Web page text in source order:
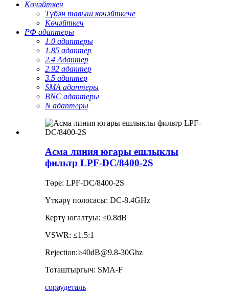
Көчәйткеч
Түбән тавыш көчәйткече
Көчәйткеч
РФ адаптеры
1.0 адаптеры
1.85 адаптер
2.4 Адаптер
2.92 адаптер
3.5 адаптер
SMA адаптеры
BNC адаптеры
N адаптеры
Асма линия югары ешлыклы
фильтр LPF-DC/8400-2S
Төре: LPF-DC/8400-2S
Үткәрү полосасы: DC-8.4GHz
Кертү югалтуы: ≤0.8dB
VSWR: ≤1.5:1
Rejection:≥40dB@9.8-30Ghz
Тоташтыргыч: SMA-F
сораудеталь